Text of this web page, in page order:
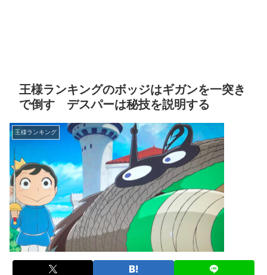
王様ランキングのボッジはギガンを一突き
で倒す デスパーは秘技を説明する
王様ランキング